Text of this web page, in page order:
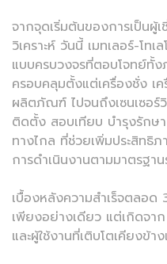
จากจุดเริ่มต้นของการเป็นผู้
วิเคราะห์ วันนี้ เมทเลอร์-โท
แบบครบวงจรที่ตอบโจทย์ทั้
ครอบคลุมตั้งแต่เครื่องชั่ง เ
ผลิตภัณฑ์ ไปจนถึงเซนเซอร์
ติดตั้ง สอบเทียบ บำรุงรักษา
ทางไกล ที่ช่วยเพิ่มประสิทธิภ
การดำเนินงานตามมาตรฐา
เบื้องหลังความสำเร็จตลอด
เพียงอย่างเดียว แต่เกิดจา
และผู้ใช้งานที่เติบโตเคียงข้า